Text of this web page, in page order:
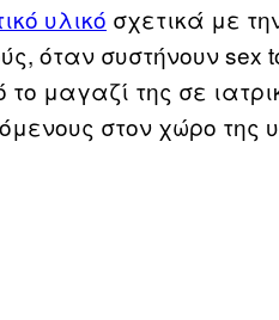
υλικό σχετικά με
όταν συστήνουν sex
μαγαζί της σε
στον χώρο της